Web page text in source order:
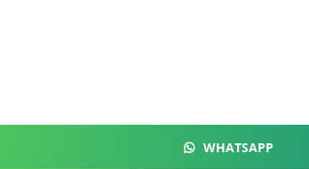
WHATSAPP